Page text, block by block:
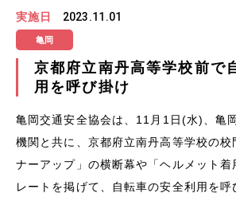
実施日 2023.11.01
亀岡
京都府立南丹高等学校前で
用を呼び掛け
亀岡交通安全協会は、11月1日(水)、亀
機関と共に、京都府立南丹高等学校の校
ナーアップ」の横断幕や「ヘルメット
レートを掲げて、自転車の安全利用を呼